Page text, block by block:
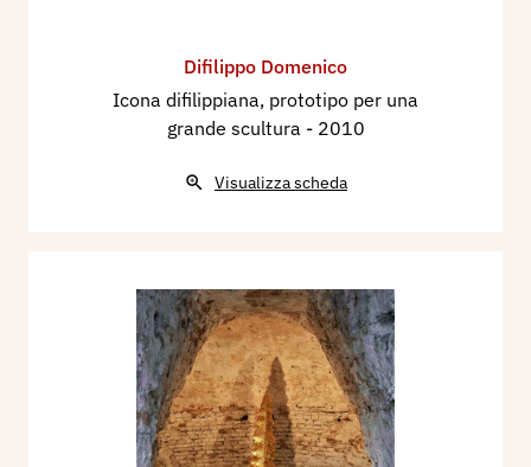
Difilippo Domenico
Icona difilippiana, prototipo per una
grande scultura - 2010
Visualizza scheda